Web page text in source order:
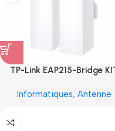
TP-Link EAP215-Bridge
Informatiques, Antenne